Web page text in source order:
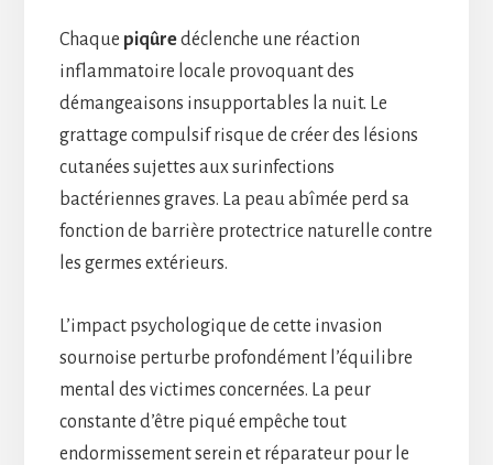
Chaque piqûredéclenche une réaction
inflammatoire locale provoquant des
démangeaisons insupportables la nuit. Le
grattage compulsif risque de créer des lésions
cutanées sujettes aux surinfections
bactériennes graves. La peau abîmée perd sa
fonction de barrière protectrice naturelle contre
les germes extérieurs.
L’impact psychologique de cette invasion
sournoise perturbe profondément l’équilibre
mental des victimes concernées. La peur
constante d’être piqué empêche tout
endormissement serein et réparateur pour le